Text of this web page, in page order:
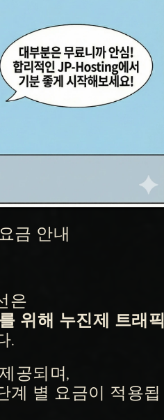
금 안내
은
위해 누진제 트래픽
.
공되며,
계 별 요금이 적용됩